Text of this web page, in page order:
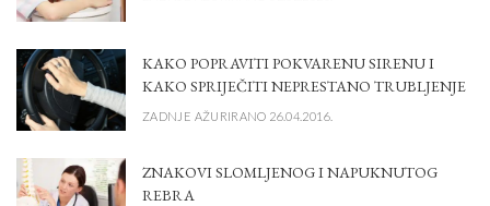
KAKO POPRAVITI POKVARENU SIRENU I
KAKO SPRIJEČITI NEPRESTANO TRUBLJENJE
ZADNJE AŽURIRANO 26.04.2016.
ZNAKOVI SLOMLJENOG I NAPUKNUTOG
REBRA